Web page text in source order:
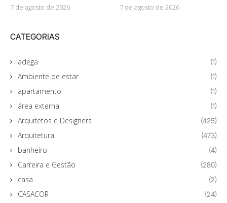
7 de agosto de 2026 7 de agosto de 2026
CATEGORIAS
adega (1)
Ambiente de estar (1)
apartamento (1)
área externa (1)
Arquitetos e Designers (425)
Arquitetura (473)
banheiro (4)
Carreira e Gestão (280)
casa (2)
CASACOR (24)